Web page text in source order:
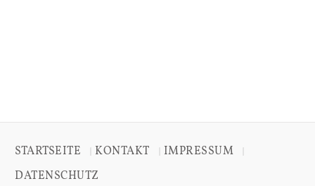
STARTSEITE KONTAKT IMPRESSUM
DATENSCHUTZ